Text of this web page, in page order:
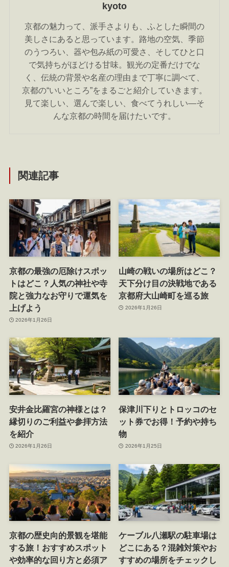
kyoto
京都の魅力って、派手さよりも、ふとした瞬間の
美しさにあると思っています。路地の空気、季節
のうつろい、器や包み紙の可愛さ、そしてひと口
で気持ちがほどける甘味。観光の定番だけでな
く、伝統の背景や名産の理由まで丁寧に調べて、
京都の“いいところ”をまるごと紹介していきます。
見て楽しい、選んで楽しい、食べてうれしい―そ
んな京都の時間を届けたいです。
関連記事
京都の最強の厄除けスポッ
トはどこ？人気の神社や寺
院と強力なお守りで運気を
上げよう
2026年1月26日
山崎の戦いの場所はどこ？
天下分け目の決戦地である
京都府大山崎町を巡る旅
2026年1月26日
安井金比羅宮の神様とは？
縁切りのご利益や参拝方法
を紹介
2026年1月26日
保津川下りとトロッコのセ
ット券でお得！予約や持ち
物
2026年1月25日
京都の歴史向的景観を堪能
する旅！おすすめスポット
や効率的な回り方と必須ア
ケーブル八瀬駅の駐車場は
どこにある？混雑対策やお
すすめの場所をチェックし